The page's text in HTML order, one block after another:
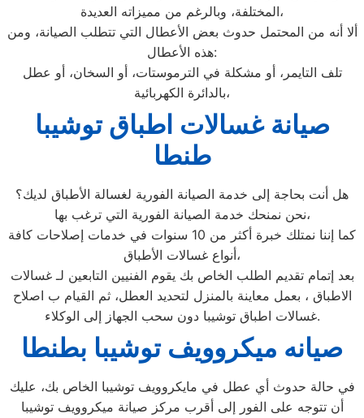
المختلفة، وبالرغم من مميزاته العديدة،
ألا أنه من المحتمل حدوث بعض الأعطال التي تتطلب الصيانة، ومن
هذه الأعطال:
تلف التايمر، أو مشكلة في الترموستات، أو السخان، أو عطل
بالدائرة الكهربائية،
صيانة غسالات اطباق توشيبا
طنطا
هل أنت بحاجة إلى خدمة الصيانة الفورية لغسالة الأطباق لديك؟
نحن نمنحك خدمة الصيانة الفورية التي ترغب بها،
كما إننا نمتلك خبرة أكثر من 10 سنوات في خدمات إصلاحات كافة
أنواع غسالات الأطباق،
بعد إتمام تقديم الطلب الخاص بك يقوم الفنيين التابعين لـ غسالات
الاطباق ، بعمل معاينة بالمنزل لتحديد العطل، ثم القيام ب اصلاح
غسالات اطباق توشيبا دون سحب الجهاز إلى الوكلاء.
صيانه ميكروويف توشيبا بطنطا
في حالة حدوث أي عطل في مايكروويف توشيبا الخاص بك، عليك
أن تتوجه على الفور إلى أقرب مركز صيانة ميكروويف توشيبا